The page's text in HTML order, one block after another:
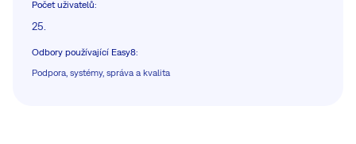
Počet uživatelů:
25.
Odbory používající Easy8:
Podpora, systémy, správa a kvalita